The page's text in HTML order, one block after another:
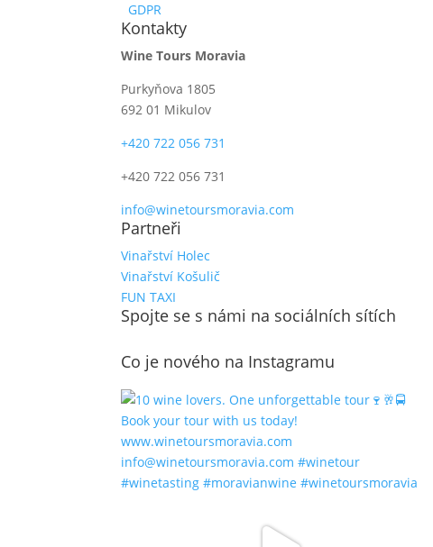
GDPR
Kontakty
Wine Tours Moravia
Purkyňova 1805
692 01 Mikulov
+420 722 056 731
+420 722 056 731
info@winetoursmoravia.com
Partneři
Vinařství Holec
Vinařství Košulič
FUN TAXI
Spojte se s námi na sociálních sítích
Co je nového na Instagramu